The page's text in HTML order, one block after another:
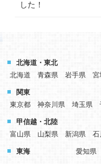
した！
北海道・東北
北海道
青森県 岩手県 宮
関東
東京都
神奈川県 埼玉県
甲信越・北陸
富山県
山梨県 新潟県 石
東海 愛知県